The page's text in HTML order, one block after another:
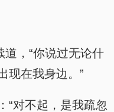
道，“你说过无论什
现在我身边。”
“对不起，是我疏忽